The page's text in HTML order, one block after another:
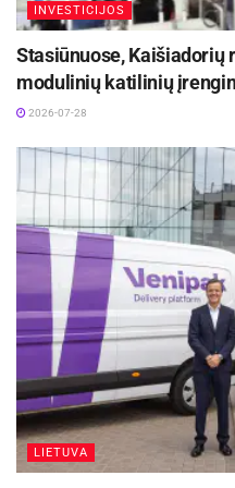
Estetiškas ir
Brendo arba prekės
Išbaigtas ir patrauklus
matomas viešojoje
žmonių sąmonėje ir
INVESTICIJOS
Stasiūnuose, Kaišiadorių
modulinių katilinių
2026-07-28
LIETUVA